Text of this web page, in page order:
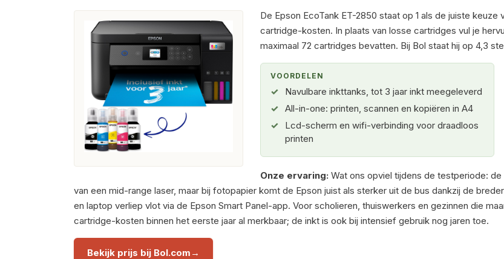
De Epson EcoTank ET-2850 staat op 1 als de juiste
cartridge-kosten. In plaats van losse cartridges vul je
maximaal 72 cartridges bevatten. Bij Bol staat hij op 4,3
VOORDELEN
Navulbare inkttanks, tot 3 jaar inkt meegeleverd
All-in-one: printen, scannen en kopiëren in A4
Lcd-scherm en wifi-verbinding voor draadloos
printen
Onze ervaring: Wat ons opviel tijdens de testperiode:
van een mid-range laser, maar bij fotopapier komt de Epson juist als sterker uit de bus dankzij de
en laptop verliep vlot via de Epson Smart Panel-app. Voor scholieren, thuiswerkers en gezinnen die
cartridge-kosten binnen het eerste jaar al merkbaar; de inkt is ook bij intensief gebruik nog jaren toe.
Bekijk prijs bij Bol.com